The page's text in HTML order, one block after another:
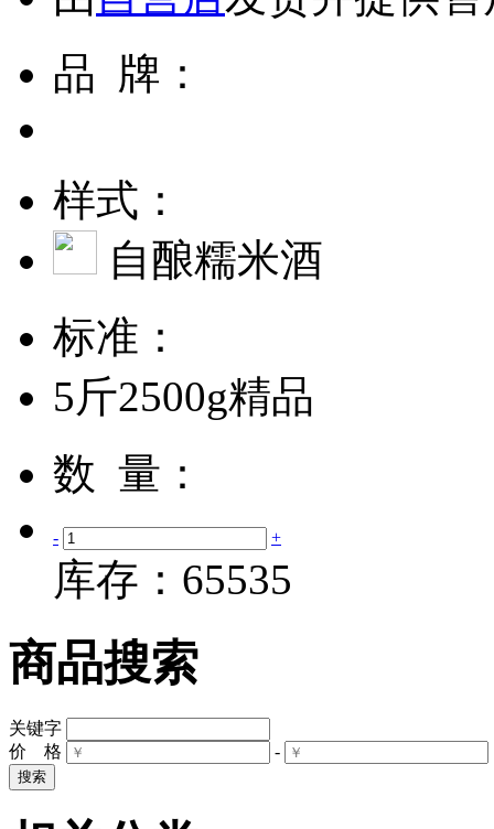
品 牌：
样式：
自酿糯米酒
标准：
5斤2500g精品
数 量：
- +
库存： 65535
商品搜索
关键字
价 格
-